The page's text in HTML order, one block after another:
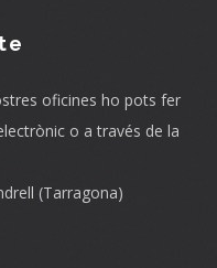
oficines ho pots fer
o a través de la
(Tarragona)